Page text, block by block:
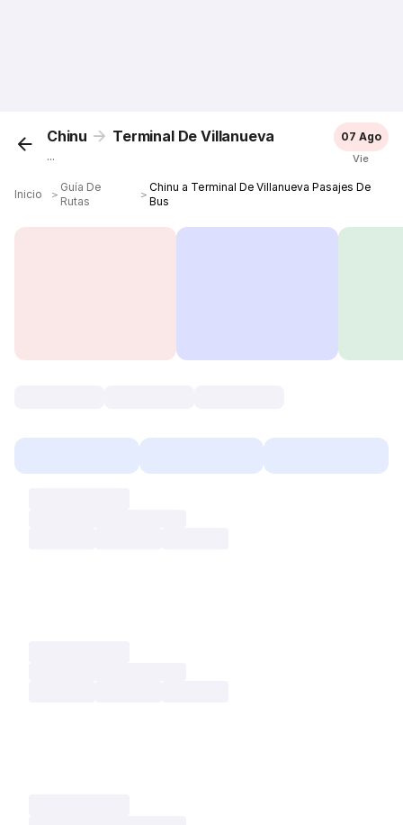
Chinu Terminal De Villanueva
...
07 Ago
Vie
Inicio ＞
Guía De
Rutas
＞
Chinu a Terminal De Villanueva Pasajes De
Bus